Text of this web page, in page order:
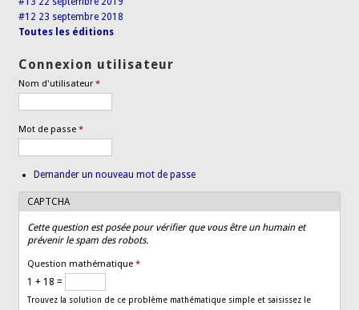
#12 23 septembre 2018
Toutes les éditions
Connexion utilisateur
Nom d'utilisateur*
Mot de passe*
Demander un nouveau mot de passe
CAPTCHA
Cette question est posée pour vérifier que vous être un humain et
prévenir le spam des robots.
Question mathématique*
1 + 18 =
Trouvez la solution de ce problème mathématique simple et saisissez le